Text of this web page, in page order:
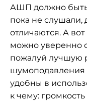
АШП должно
пока не слушали,
отличаются. А
можно уверенно
пожалуй лучшую
шумоподавления
удобны в
к чему: